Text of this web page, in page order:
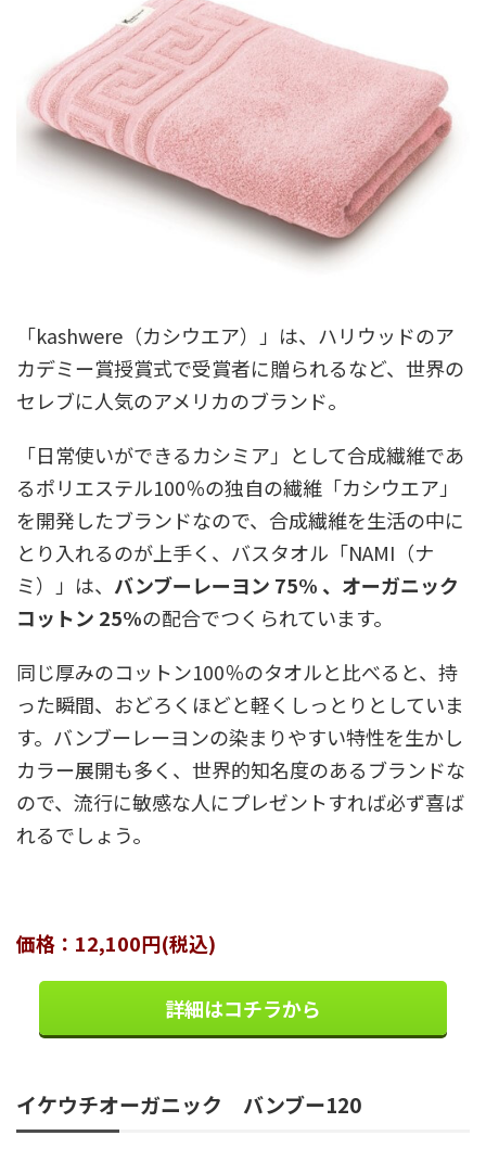
「kashwere（カシウエア）」は、ハリウッドのア
カデミー賞授賞式で受賞者に贈られるなど、世界の
セレブに人気のアメリカのブランド。
「日常使いができるカシミア」として合成繊維であ
るポリエステル100％の独自の繊維「カシウエア」
を開発したブランドなので、合成繊維を生活の中に
とり入れるのが上手く、バスタオル「NAMI（ナ
ミ）」は、 バンブーレーヨン 75% 、オーガニック
コットン 25%の配合でつくられています。
同じ厚みのコットン100％のタオルと比べると、持
った瞬間、おどろくほどと軽くしっとりとしていま
す。バンブーレーヨンの染まりやすい特性を生かし
カラー展開も多く、世界的知名度のあるブランドな
ので、流行に敏感な人にプレゼントすれば必ず喜ば
れるでしょう。
価格：12,100円(税込)
詳細はコチラから
イケウチオーガニック バンブー120